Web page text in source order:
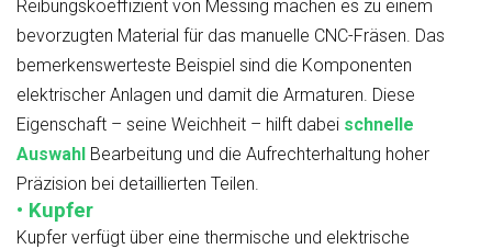
Reibungskoeffizient von Messing machen es zu einem
bevorzugten Material für das manuelle CNC-Fräsen. Das
bemerkenswerteste Beispiel sind die Komponenten
elektrischer Anlagen und damit die Armaturen. Diese
Eigenschaft – seine Weichheit – hilft dabei schnelle
Auswahl Bearbeitung und die Aufrechterhaltung hoher
Präzision bei detaillierten Teilen.
• Kupfer
Kupfer verfügt über eine thermische und elektrische